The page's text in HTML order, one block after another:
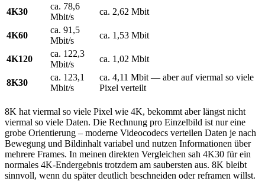
4K30
ca. 78,6
Mbit/s
ca. 2,62 Mbit
4K60
ca. 91,5
Mbit/s
ca. 1,53 Mbit
4K120
ca. 122,3
Mbit/s
ca. 1,02 Mbit
8K30
ca. 123,1
Mbit/s
ca. 4,11 Mbit — aber auf viermal so viele
Pixel verteilt
8K hat viermal so viele Pixel wie 4K, bekommt aber längst nicht
viermal so viele Daten. Die Rechnung pro Einzelbild ist nur eine
grobe Orientierung – moderne Videocodecs verteilen Daten je nach
Bewegung und Bildinhalt variabel und nutzen Informationen über
mehrere Frames. In meinen direkten Vergleichen sah 4K30 für ein
normales 4K-Endergebnis trotzdem am saubersten aus. 8K bleibt
sinnvoll, wenn du später deutlich beschneiden oder reframen willst.